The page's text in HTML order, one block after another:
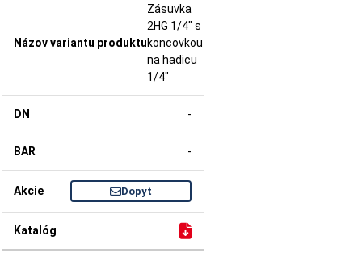
Zásuvka
2HG 1/4" s
koncovkou
na hadicu
1/4"
-
-
Dopyt